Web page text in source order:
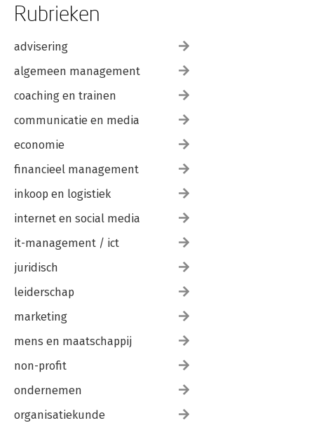
Rubrieken
advisering
algemeen management
coaching en trainen
communicatie en media
economie
financieel management
inkoop en logistiek
internet en social media
it-management / ict
juridisch
leiderschap
marketing
mens en maatschappij
non-profit
ondernemen
organisatiekunde